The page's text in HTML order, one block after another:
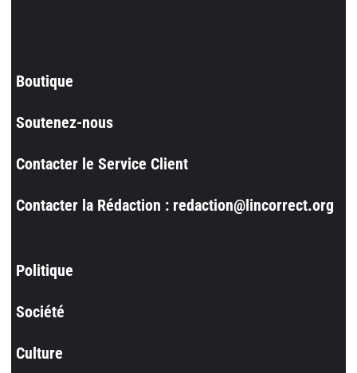
Boutique
Soutenez-nous
Contacter le Service Client
Contacter la Rédaction : redaction@lincorrect.org
Politique
Société
Culture